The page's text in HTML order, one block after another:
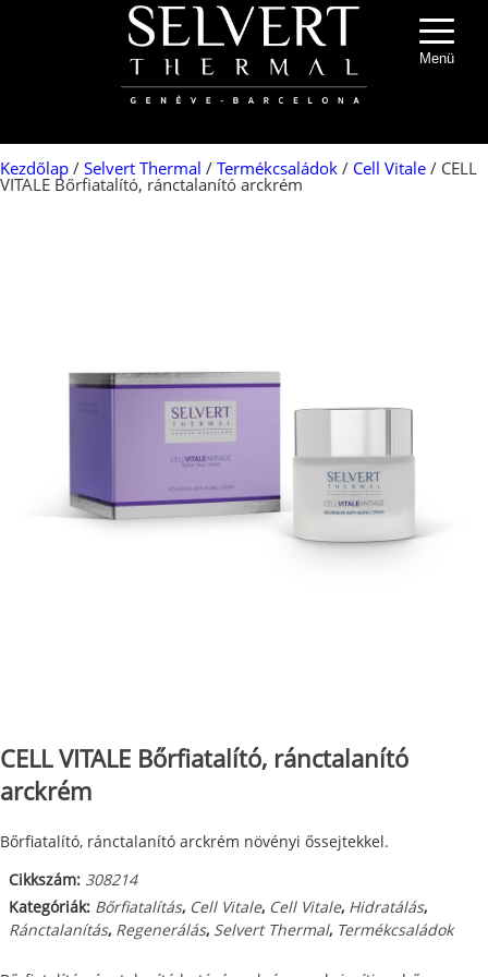
Menü
Kezdőlap / Selvert Thermal / Termékcsaládok / Cell Vitale / CELL
VITALE Bőrfiatalító, ránctalanító arckrém
CELL VITALE Bőrfiatalító, ránctalanító
arckrém
Bőrfiatalító, ránctalanító arckrém növényi őssejtekkel.
Cikkszám: 308214
Kategóriák: Bőrfiatalítás, Cell Vitale, Cell Vitale, Hidratálás,
Ránctalanítás, Regenerálás, Selvert Thermal, Termékcsaládok